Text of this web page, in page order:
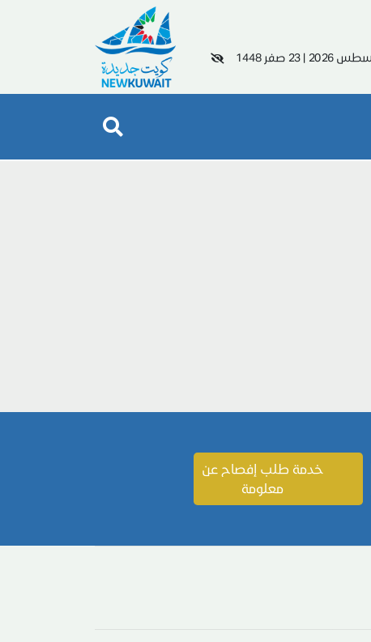
| 23 صفر 1448
خدمة طلب إفصاح عن
معلومة